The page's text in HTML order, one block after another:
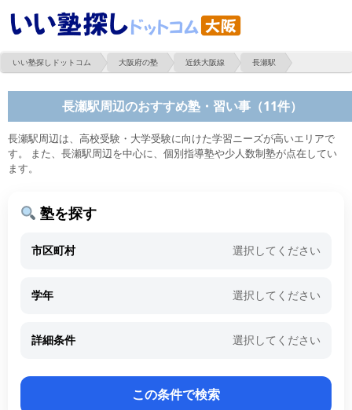
いい塾探しドットコム 大阪府の塾 近鉄大阪線 長瀬駅
長瀬駅周辺のおすすめ塾・習い事（11件）
長瀬駅周辺は、高校受験・大学受験に向けた学習ニーズが高いエリアで
す。 また、長瀬駅周辺を中心に、個別指導塾や少人数制塾が点在してい
ます。
塾を探す
市区町村 選択してください
学年 選択してください
詳細条件 選択してください